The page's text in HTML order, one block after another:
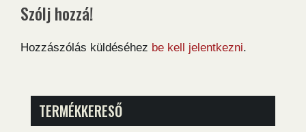
Szólj hozzá!
Hozzászólás küldéséhez be kell jelentkezni.
TERMÉKKERESŐ